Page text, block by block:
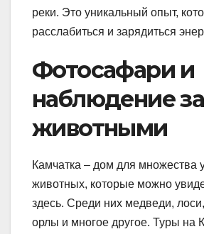
реки. Это уникальный опыт,
расслабиться и зарядиться
Фотосафари и
наблюдение за
животными
Камчатка – дом для множества
животных, которые можно
здесь. Среди них медведи,
орлы и многое другое. Туры на